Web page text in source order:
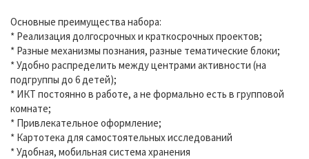
Основные преимущества набора:
* Реализация долгосрочных и краткосрочных проектов;
* Разные механизмы познания, разные тематические блоки;
* Удобно распределить между центрами активности (на
подгруппы до 6 детей);
* ИКТ постоянно в работе, а не формально есть в групповой
комнате;
* Привлекательное оформление;
* Картотека для самостоятельных исследований
* Удобная, мобильная система хранения